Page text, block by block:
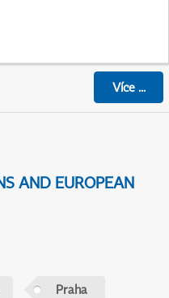
Více...
AND EUROPEAN
Praha